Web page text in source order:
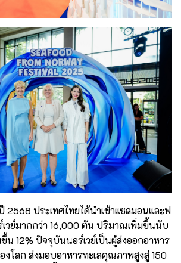
2568 ประเทศไทยได้นำเข้าแซลมอนและฟ
เวย์มากกว่า 16,000 ตัน ปริมาณเพิ่มขึ้นนับ
น 12% ปัจจุบันนอร์เวย์เป็นผู้ส่งออกอาหาร
งโลก ส่งมอบอาหารทะเลคุณภาพสูงสู่ 150